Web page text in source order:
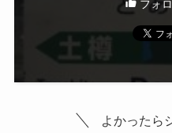
フォ
よかったら